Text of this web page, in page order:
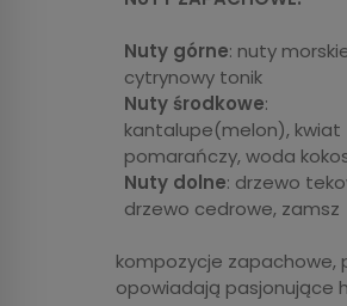
Nuty górne: nuty
cytrynowy tonik
Nuty środkowe:
kantalupe(melon), kwiat
pomarańczy, woda
Nuty dolne: drzewo
drzewo cedrowe, zamsz
kompozycje zapachowe,
opowiadają pasjonujące